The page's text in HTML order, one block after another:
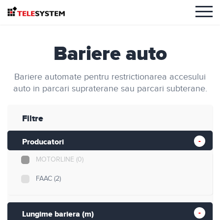
Bariere auto
Bariere automate pentru restrictionarea accesului
auto in parcari supraterane sau parcari subterane.
Filtre
Producatori
MOTORLINE (0)
FAAC (2)
Lungime bariera (m)